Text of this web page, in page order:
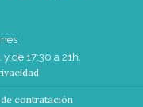
de 17:30 a 21h.
contratación